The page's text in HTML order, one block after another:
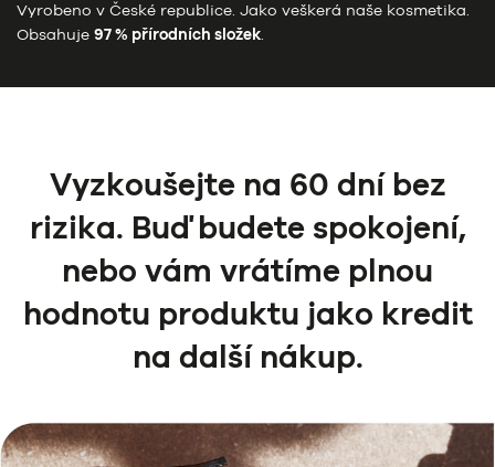
Vyrobeno v České republice. Jako veškerá naše kosmetika.
Obsahuje 97 % přírodních složek.
Vyzkoušejte na 60 dní bez
rizika. Buď budete spokojení,
nebo vám vrátíme plnou
hodnotu produktu jako kredit
na další nákup.